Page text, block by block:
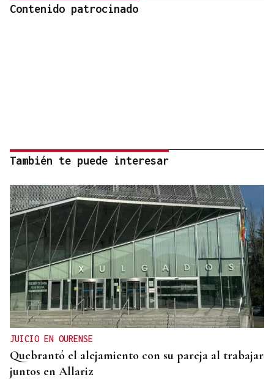
Contenido patrocinado
También te puede interesar
JUICIO EN OURENSE
Quebrantó el alejamiento con su pareja al trabajar
juntos en Allariz